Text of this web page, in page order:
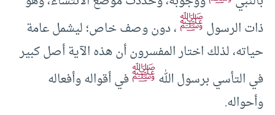
ذات الرسولﷺ، دون وصف خاص؛ ليشمل عامة
حياته، لذلك اختار المفسرون أن هذه الآية أصل كبير
في التأسي برسول اللهﷺفي أقواله وأفعاله
وأحواله.